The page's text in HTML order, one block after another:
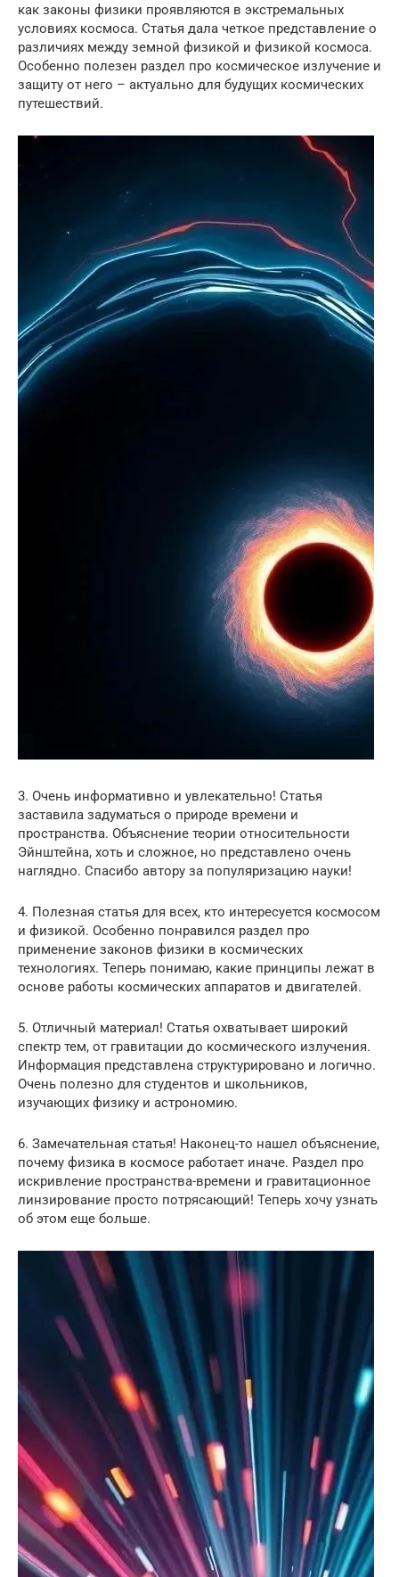
как законы физики проявляются в экстремальных
условиях космоса. Статья дала четкое представление о
различиях между земной физикой и физикой космоса.
Особенно полезен раздел про космическое излучение и
защиту от него – актуально для будущих космических
путешествий.
3. Очень информативно и увлекательно! Статья
заставила задуматься о природе времени и
пространства. Объяснение теории относительности
Эйнштейна, хоть и сложное, но представлено очень
наглядно. Спасибо автору за популяризацию науки!
4. Полезная статья для всех, кто интересуется космосом
и физикой. Особенно понравился раздел про
применение законов физики в космических
технологиях. Теперь понимаю, какие принципы лежат в
основе работы космических аппаратов и двигателей.
5. Отличный материал! Статья охватывает широкий
спектр тем, от гравитации до космического излучения.
Информация представлена структурировано и логично.
Очень полезно для студентов и школьников,
изучающих физику и астрономию.
6. Замечательная статья! Наконец-то нашел объяснение,
почему физика в космосе работает иначе. Раздел про
искривление пространства-времени и гравитационное
линзирование просто потрясающий! Теперь хочу узнать
об этом еще больше.